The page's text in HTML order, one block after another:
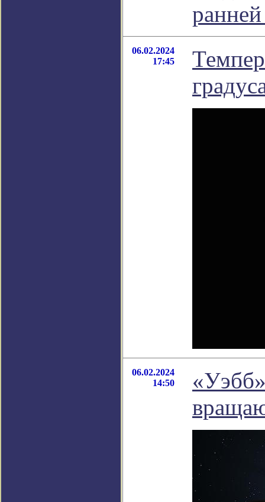
06.02.2024
17:45
06.02.2024
14:50